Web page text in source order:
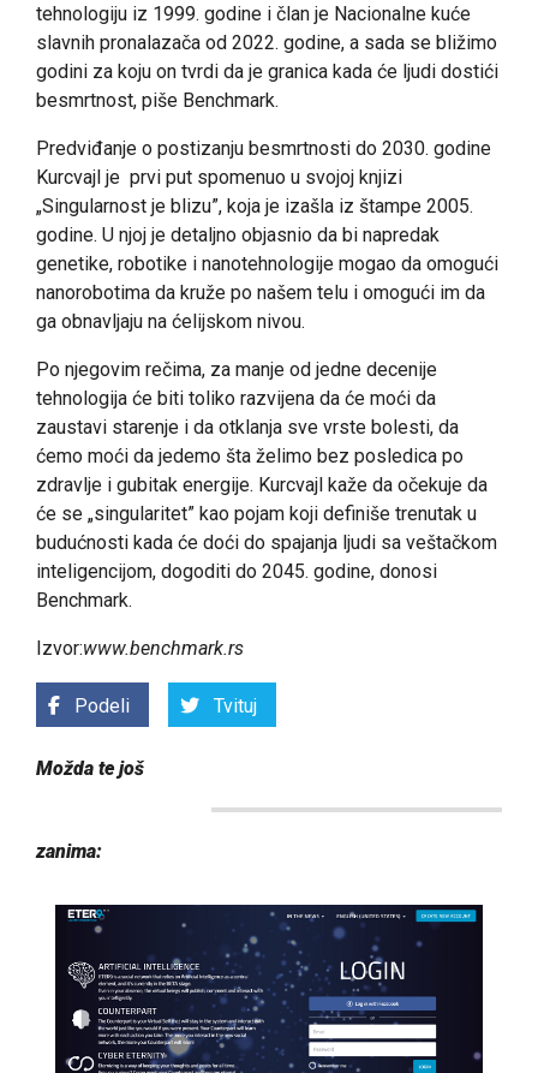
tehnologiju iz 1999. godine i član je Nacionalne kuće
slavnih pronalazača od 2022. godine, a sada se bližimo
godini za koju on tvrdi da je granica kada će ljudi dostići
besmrtnost, piše Benchmark.
Predviđanje o postizanju besmrtnosti do 2030. godine
Kurcvajl je prvi put spomenuo u svojoj knjizi
„Singularnost je blizu”, koja je izašla iz štampe 2005.
godine. U njoj je detaljno objasnio da bi napredak
genetike, robotike i nanotehnologije mogao da omogući
nanorobotima da kruže po našem telu i omogući im da
ga obnavljaju na ćelijskom nivou.
Po njegovim rečima, za manje od jedne decenije
tehnologija će biti toliko razvijena da će moći da
zaustavi starenje i da otklanja sve vrste bolesti, da
ćemo moći da jedemo šta želimo bez posledica po
zdravlje i gubitak energije. Kurcvajl kaže da očekuje da
će se „singularitet” kao pojam koji definiše trenutak u
budućnosti kada će doći do spajanja ljudi sa veštačkom
inteligencijom, dogoditi do 2045. godine, donosi
Benchmark.
Izvor:www.benchmark.rs
Podeli Tvituj
Možda te još
zanima: